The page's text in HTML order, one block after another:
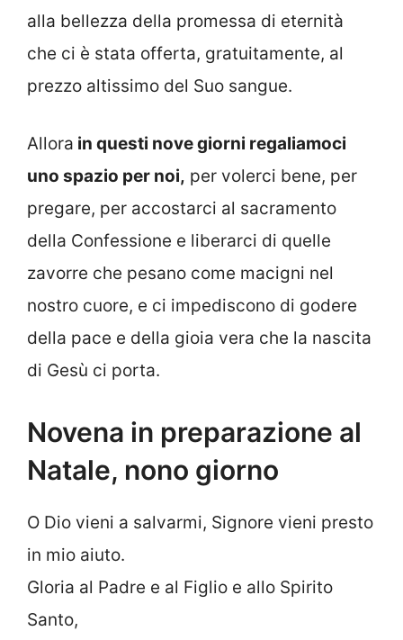
alla bellezza della promessa di eternità
che ci è stata offerta, gratuitamente, al
prezzo altissimo del Suo sangue.
Allora in questi nove giorni regaliamoci
uno spazio per noi, per volerci bene, per
pregare, per accostarci al sacramento
della Confessione e liberarci di quelle
zavorre che pesano come macigni nel
nostro cuore, e ci impediscono di godere
della pace e della gioia vera che la nascita
di Gesù ci porta.
Novena in preparazione al
Natale, nono giorno
O Dio vieni a salvarmi, Signore vieni presto
in mio aiuto.
Gloria al Padre e al Figlio e allo Spirito
Santo,